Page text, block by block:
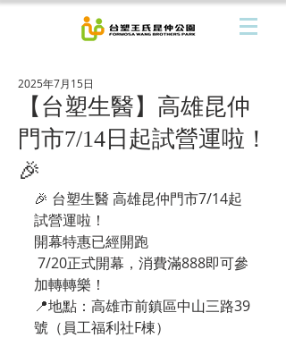
【台塑生醫】高雄昆仲
門市7/14日起試營運啦！
🎉
2025年7月15日
🎉 台塑生醫 高雄昆仲門市7/14起
試營運啦！
開幕特惠已經開跑
加轉轉樂！
📍地點：高雄市前鎮區中山三路39
號（員工福利社F棟）